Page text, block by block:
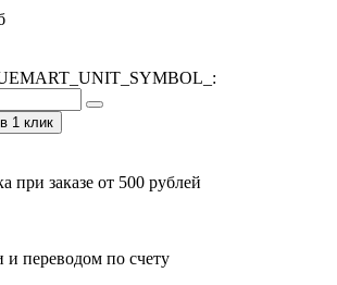
1 клик
при заказе от 500 рублей
переводом по счету